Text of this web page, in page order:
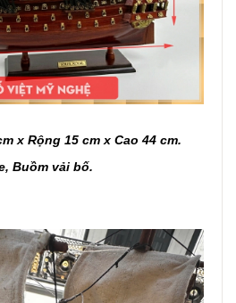
x Rộng 15 cm x Cao 44 cm.
Buồm vải bố.